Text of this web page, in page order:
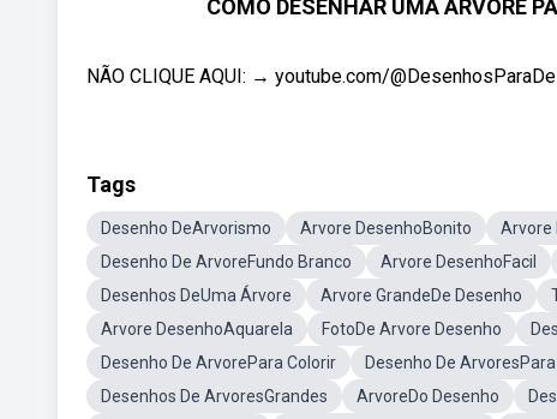
COMO DESENHAR UMA ÁRVORE
NÃO CLIQUE AQUI: → youtube.com/
Tags
Desenho DeArvorismo Arvore DesenhoBonito Arvore
Desenho De ArvoreFundo Branco
Arvore DesenhoFacil
Desenhos DeUma Árvore
Arvore GrandeDe Desenho
Arvore DesenhoAquarela
FotoDe Arvore Desenho
Desenho De ArvorePara Colorir
Desenho De
Desenhos De ArvoresGrandes
ArvoreDo Desenho